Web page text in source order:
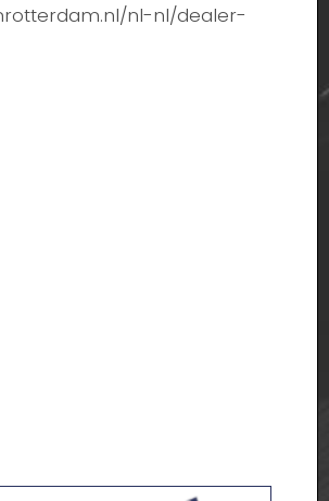
nl-nl/dealer-